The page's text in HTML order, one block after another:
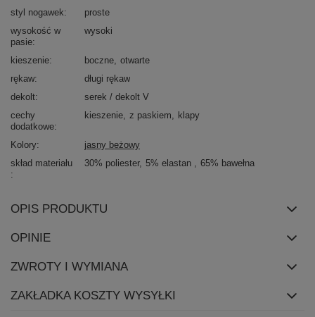
styl nogawek
proste
wysokość w
pasie
wysoki
kieszenie boczne otwarte
rękaw
długi rękaw
dekolt
serek / dekolt V
cechy
dodatkowe
kieszenie z paskiem klapy
Kolory
jasny beżowy
skład materiału
30% poliester 5% elastan 65% bawełna
OPIS PRODUKTU
OPINIE
ZWROTY I WYMIANA
ZAKŁADKA KOSZTY WYSYŁKI